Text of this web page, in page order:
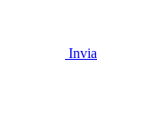
Invia